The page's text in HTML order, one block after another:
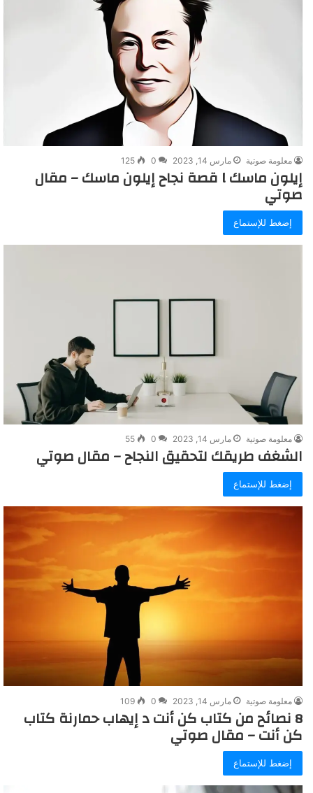
معلومة صوتية مارس 14, 2023 0
125
إيلون ماسك l قصة نجاح إيلون ماسك – مقال
صوتي
إضغط للإستماع
معلومة صوتية مارس 14, 2023 0
55
الشغف طريقك لتحقيق النجاح – مقال صوتي
إضغط للإستماع
معلومة صوتية مارس 14, 2023 0
109
8 نصائح من كتاب كن أنت د إيهاب حمارنة كتاب
كن أنت – مقال صوتي
إضغط للإستماع